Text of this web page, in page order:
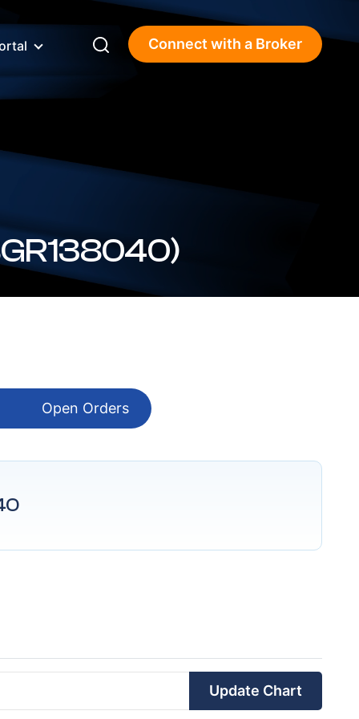
Connect with a Broker
(BSBGR138040)
Open Orders
Update Chart